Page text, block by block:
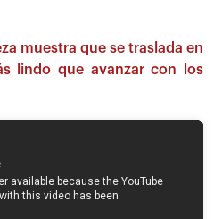
muestra que se traslada en
lindo que avanzar con los